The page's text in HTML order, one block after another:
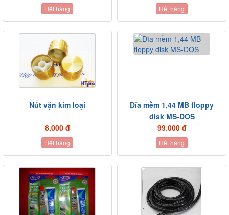
Hết hàng Hết hàng
Nút vặn kim loại
8.000 đ
Hết hàng
Đĩa mềm 1,44 MB floppy
disk MS-DOS
99.000 đ
Hết hàng